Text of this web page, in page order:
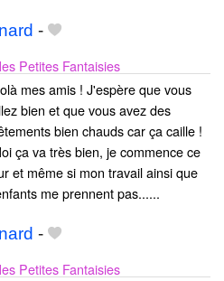
-
Petites Fantaisies
mes amis ! J'espère que vous
bien et que vous avez des
bien chauds car ça caille !
ça va très bien, je commence ce
et même si mon travail ainsi que
me prennent pas......
-
Petites Fantaisies